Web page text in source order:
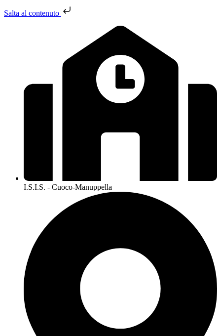
Salta al contenuto
I.S.I.S. - Cuoco-Manuppella